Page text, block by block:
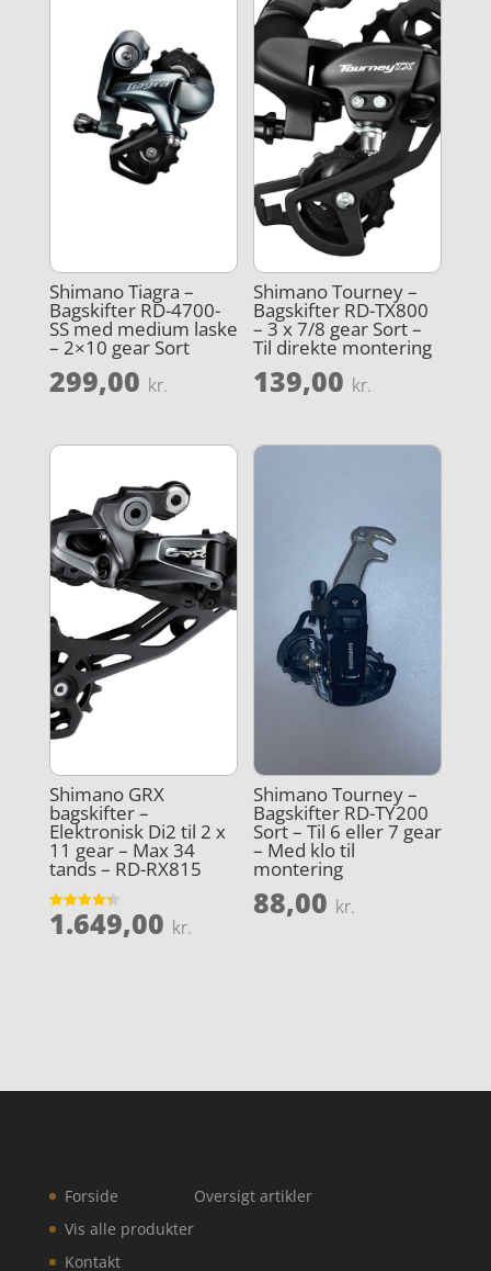
Shimano Tiagra –
Bagskifter RD-4700-
SS med medium laske
– 2×10 gear Sort
299,00 kr.
Shimano Tourney –
Bagskifter RD-TX800
– 3 x 7/8 gear Sort –
Til direkte montering
139,00 kr.
Shimano GRX
bagskifter –
Elektronisk Di2 til 2 x
11 gear – Max 34
tands – RD-RX815
Vurderet
4.3
1.649,00 kr.
Shimano Tourney –
Bagskifter RD-TY200
Sort – Til 6 eller 7 gear
– Med klo til
montering
88,00 kr.
Forside
Vis alle produkter
Kontakt
Oversigt artikler